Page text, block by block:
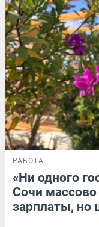
РАБОТА
«Ни одного
Сочи
зарплаты, но